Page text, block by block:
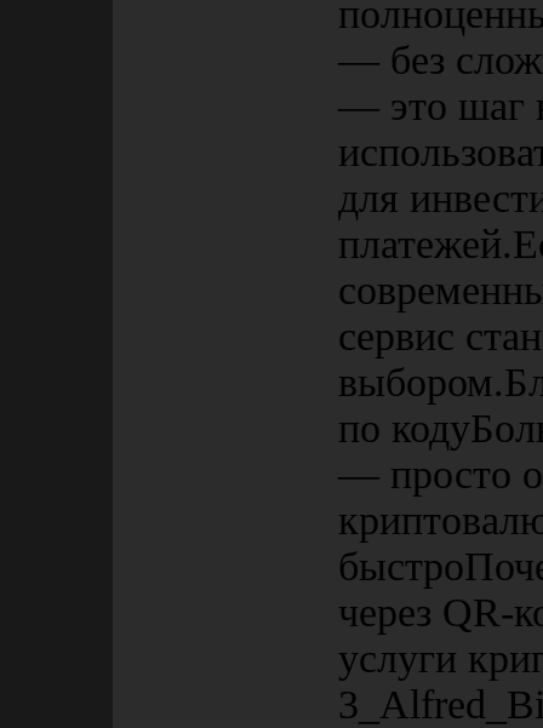
— без
— это шаг
для
сервис
по
— просто
через QR-
услуги